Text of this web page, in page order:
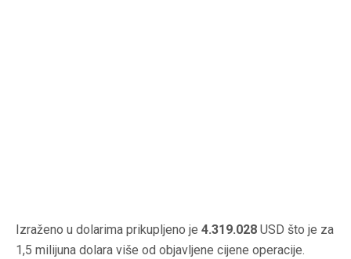
Izraženo u dolarima prikupljeno je 4.319.028 USD što je za
1,5 milijuna dolara više od objavljene cijene operacije.